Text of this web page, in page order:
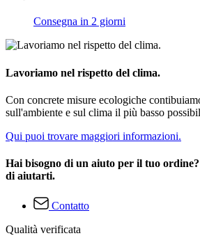
Consegna in 2 giorni
Lavoriamo nel rispetto del clima.
Con concrete misure ecologiche
sull'ambiente e sul clima il più basso
Qui puoi trovare maggiori informazioni.
Hai bisogno di un aiuto per il tuo
di aiutarti.
Contatto
Qualità verificata